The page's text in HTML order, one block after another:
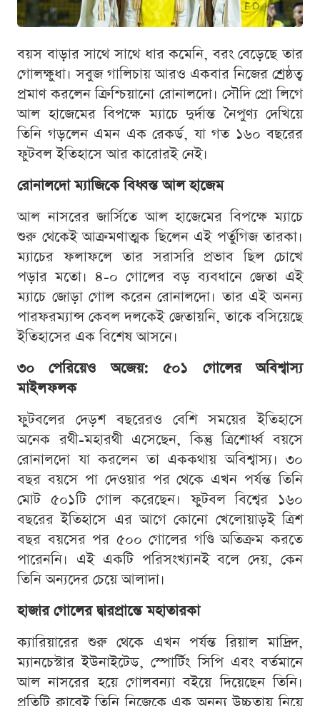
বয়স বাড়ার সাথে সাথে ধার কমেনি, বরং বেড়েছে তার
গোলক্ষুধা। সবুজ গালিচায় আরও একবার নিজের শ্রেষ্ঠত্ব
প্রমাণ করলেন ক্রিশ্চিয়ানো রোনালদো। সৌদি প্রো লিগে
আল হাজেমের বিপক্ষে ম্যাচে দুর্দান্ত নৈপুণ্য দেখিয়ে
তিনি গড়লেন এমন এক রেকর্ড, যা গত ১৬০ বছরের
ফুটবল ইতিহাসে আর কারোরই নেই।
রোনালদো ম্যাজিকে বিধ্বস্ত আল হাজেম
আল নাসরের জার্সিতে আল হাজেমের বিপক্ষে ম্যাচে
শুরু থেকেই আক্রমণাত্মক ছিলেন এই পর্তুগিজ তারকা।
ম্যাচের ফলাফলে তার সরাসরি প্রভাব ছিল চোখে
পড়ার মতো। ৪-০ গোলের বড় ব্যবধানে জেতা এই
ম্যাচে জোড়া গোল করেন রোনালদো। তার এই অনন্য
পারফরম্যান্স কেবল দলকেই জেতায়নি, তাকে বসিয়েছে
ইতিহাসের এক বিশেষ আসনে।
৩০ পেরিয়েও অজেয়: ৫০১ গোলের অবিশ্বাস্য
মাইলফলক
ফুটবলের দেড়শ বছরেরও বেশি সময়ের ইতিহাসে
অনেক রথী-মহারথী এসেছেন, কিন্তু ত্রিশোর্ধ্ব বয়সে
রোনালদো যা করলেন তা এককথায় অবিশ্বাস্য। ৩০
বছর বয়সে পা দেওয়ার পর থেকে এখন পর্যন্ত তিনি
মোট ৫০১টি গোল করেছেন। ফুটবল বিশ্বের ১৬০
বছরের ইতিহাসে এর আগে কোনো খেলোয়াড়ই ত্রিশ
বছর বয়সের পর ৫০০ গোলের গণ্ডি অতিক্রম করতে
পারেননি। এই একটি পরিসংখ্যানই বলে দেয়, কেন
তিনি অন্যদের চেয়ে আলাদা।
হাজার গোলের দ্বারপ্রান্তে মহাতারকা
ক্যারিয়ারের শুরু থেকে এখন পর্যন্ত রিয়াল মাদ্রিদ,
ম্যানচেস্টার ইউনাইটেড, স্পোর্টিং সিপি এবং বর্তমানে
আল নাসরের হয়ে গোলবন্যা বইয়ে দিয়েছেন তিনি।